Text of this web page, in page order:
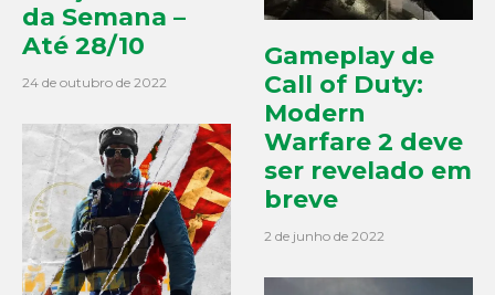
da Semana –
Até 28/10
24 de outubro de 2022
Gameplay de
Call of Duty:
Modern
Warfare 2 deve
ser revelado em
breve
2 de junho de 2022